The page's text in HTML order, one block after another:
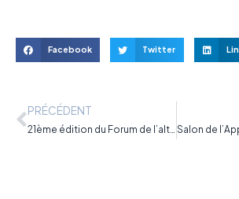
Facebook Twitter
PRÉCÉDENT
21ème édition du Forum de l’alternance de Paris du 12 au 13 avril